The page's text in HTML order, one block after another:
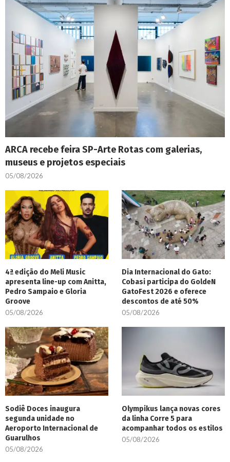
ARCA recebe feira SP-Arte Rotas com galerias,
museus e projetos especiais
05/08/2026
4ª edição do Meli Music
apresenta line-up com Anitta,
Pedro Sampaio e Gloria
Groove
05/08/2026
Dia Internacional do Gato:
Cobasi participa do GoldeN
GatoFest 2026 e oferece
descontos de até 50%
05/08/2026
Sodiê Doces inaugura
segunda unidade no
Aeroporto Internacional de
Guarulhos
05/08/2026
Olympikus lança novas cores
da linha Corre 5 para
acompanhar todos os estilos
05/08/2026